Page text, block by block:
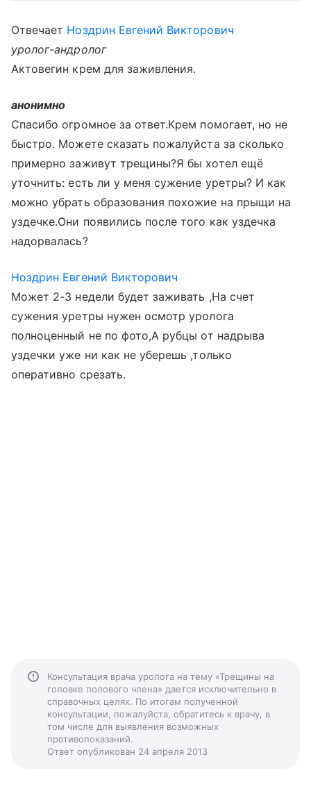
Отвечает Ноздрин Евгений Викторович
уролог-андролог
Актовегин крем для заживления.
анонимно
Спасибо огромное за ответ.Крем помогает, но не
быстро. Можете сказать пожалуйста за сколько
примерно заживут трещины?Я бы хотел ещё
уточнить: есть ли у меня сужение уретры? И как
можно убрать образования похожие на прыщи на
уздечке.Они появились после того как уздечка
надорвалась?
Ноздрин Евгений Викторович
Может 2-3 недели будет заживать ,На счет
сужения уретры нужен осмотр уролога
полноценный не по фото,А рубцы от надрыва
уздечки уже ни как не уберешь ,только
оперативно срезать.
Консультация врача уролога на тему «Трещины на
головке полового члена» дается исключительно в
справочных целях. По итогам полученной
консультации, пожалуйста, обратитесь к врачу, в
том числе для выявления возможных
противопоказаний.
Ответ опубликован 24 апреля 2013